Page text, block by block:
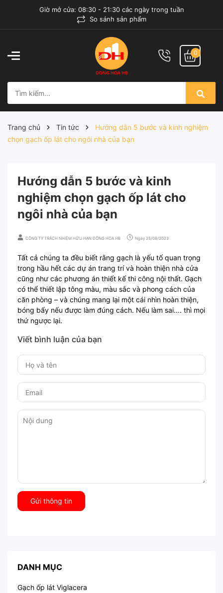
Giờ mở cửa: 08:30 - 21:30 các ngày trong tuần
So sánh sản phẩm
0
Trang chủ Tin tức
Hướng dẫn 5 bước và kinh nghiệm
chọn gạch ốp lát cho ngôi nhà của bạn
Hướng dẫn 5 bước và kinh
nghiệm chọn gạch ốp lát cho
ngôi nhà của bạn
CÔNG TY TRÁCH NHIỆM HỮU HẠN ĐÔNG HOA HB Ngày 25/08/2023
Tất cả chúng ta đều biết rằng gạch là yếu tố quan trọng
trong hầu hết các dự án trang trí và hoàn thiện nhà cửa
cũng như các phương án thiết kế thi công nội thất. Gạch
có thể thiết lập tông màu, màu sắc và phong cách của
căn phòng – và chúng mang lại một cái nhìn hoàn thiện,
bóng bẩy nếu được làm đúng cách. Nếu làm sai…. thì mọi
thứ ngược lại.
Viết bình luận của bạn
Gửi thông tin
DANH MỤC
Gạch ốp lát Viglacera